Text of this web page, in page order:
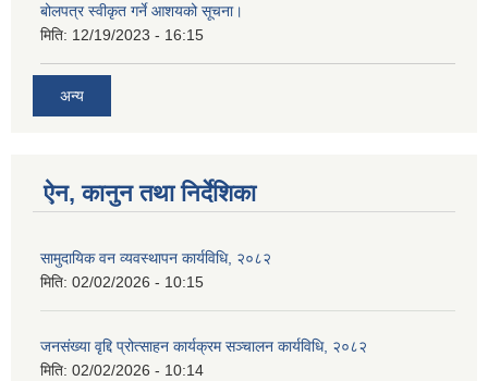
बोलपत्र स्वीकृत गर्ने आशयको सूचना।
मिति: 12/19/2023 - 16:15
अन्य
ऐन, कानुन तथा निर्देशिका
सामुदायिक वन व्यवस्थापन कार्यविधि, २०८२
मिति: 02/02/2026 - 10:15
जनसंख्या वृद्दि प्रोत्साहन कार्यक्रम सञ्‍चालन कार्यविधि, २०८२
मिति: 02/02/2026 - 10:14